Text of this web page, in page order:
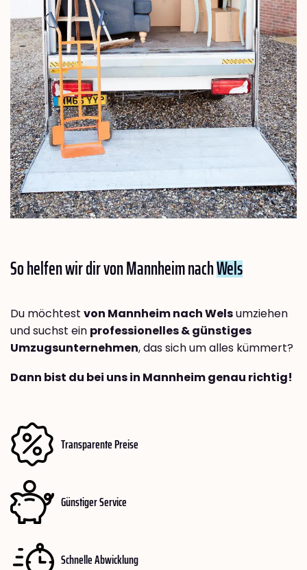
So helfen wir dir von Mannheim nachWels
Du möchtest von Mannheim nach Welsumziehen
und suchst ein professionelles & günstiges
Umzugsunternehmen, das sich um alles kümmert?
Dann bist du bei uns in Mannheim genau richtig!
Transparente Preise
Günstiger Service
Schnelle Abwicklung